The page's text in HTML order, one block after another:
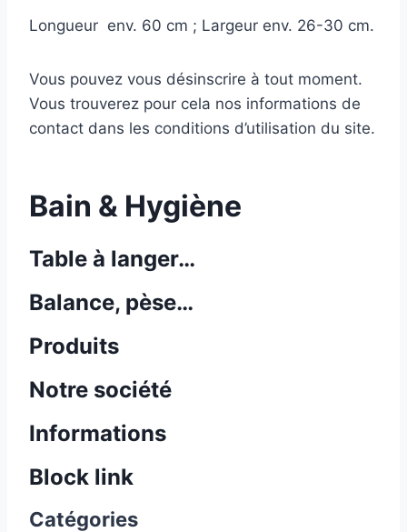
Longueur env. 60 cm ; Largeur env. 26-30 cm.
Vous pouvez vous désinscrire à tout moment.
Vous trouverez pour cela nos informations de
contact dans les conditions d’utilisation du site.
Bain & Hygiène
Table à langer…
Balance, pèse…
Produits
Notre société
Informations
Block link
Catégories